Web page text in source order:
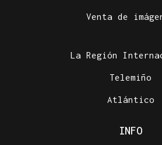
Venta de
La Región
Telemiño
Atlántico
INFO